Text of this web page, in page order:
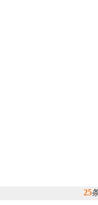
25